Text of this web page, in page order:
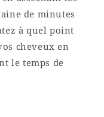
de minutes
à quel point
cheveux en
le temps de